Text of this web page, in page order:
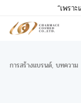
“เพรา
การสร้างแบรนด์, บทความ